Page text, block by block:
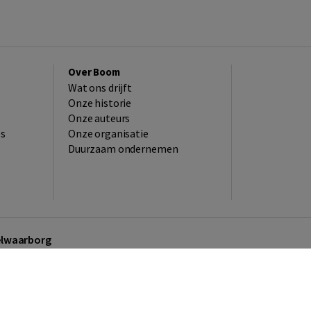
Over Boom
Wat ons drijft
Onze historie
Onze auteurs
Onze organisatie
Duurzaam ondernemen